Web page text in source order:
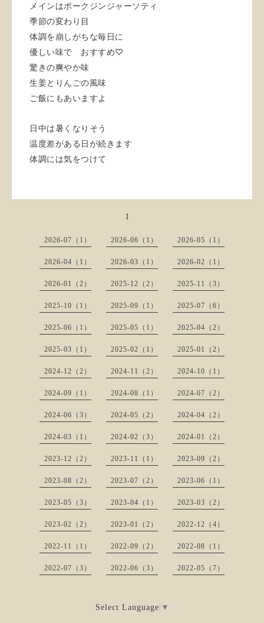
メインはポークジンジャーソティ
季節の変わり目
体調を崩しがちな毎日に
優しい味で おすすめ♡
驚きの爽やか味
生姜とりんごの風味
ご飯にもあいますよ
日中は暑くなりそう
温度差がある日が続きます
体調には気をつけて
1
2026-07（1） 2026-06（1） 2026-05（1）
2026-04（1） 2026-03（1） 2026-02（1）
2026-01（2） 2025-12（2） 2025-11（3）
2025-10（1） 2025-09（1） 2025-07（6）
2025-06（1） 2025-05（1） 2025-04（2）
2025-03（1） 2025-02（1） 2025-01（2）
2024-12（2） 2024-11（2） 2024-10（1）
2024-09（1） 2024-08（1） 2024-07（2）
2024-06（3） 2024-05（2） 2024-04（2）
2024-03（1） 2024-02（3） 2024-01（2）
2023-12（2） 2023-11（1） 2023-09（2）
2023-08（2） 2023-07（2） 2023-06（1）
2023-05（3） 2023-04（1） 2023-03（2）
2023-02（2） 2023-01（2） 2022-12（4）
2022-11（1） 2022-09（2） 2022-08（1）
2022-07（3） 2022-06（3） 2022-05（7）
Select Language ▼